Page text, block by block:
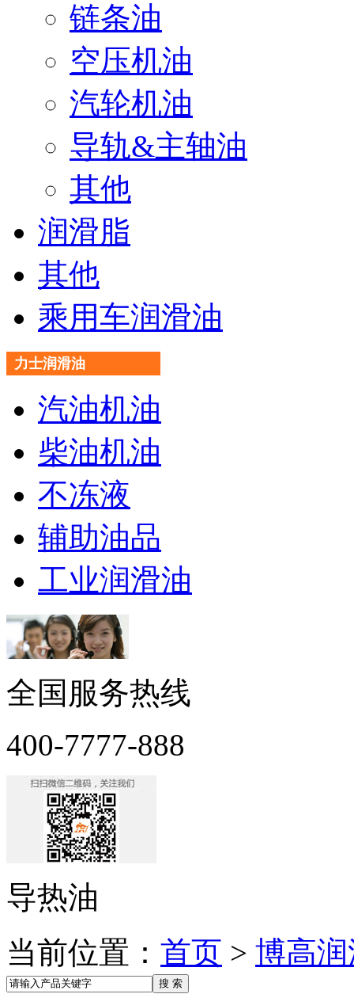
链条油
空压机油
汽轮机油
导轨&主轴油
其他
润滑脂
其他
乘用车润滑油
力士润滑油
汽油机油
柴油机油
不冻液
辅助油品
工业润滑油
全国服务热线
400-7777-888
导热油
当前位置： 首页 > 博高